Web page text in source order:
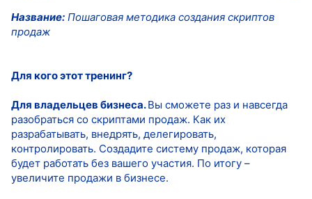
Название: Пошаговая методика создания скриптов
продаж
Для кого этот тренинг?
Для владельцев бизнеса.Вы сможете раз и навсегда
разобраться со скриптами продаж. Как их
разрабатывать, внедрять, делегировать,
контролировать. Создадите систему продаж, которая
будет работать без вашего участия. По итогу –
увеличите продажи в бизнесе.